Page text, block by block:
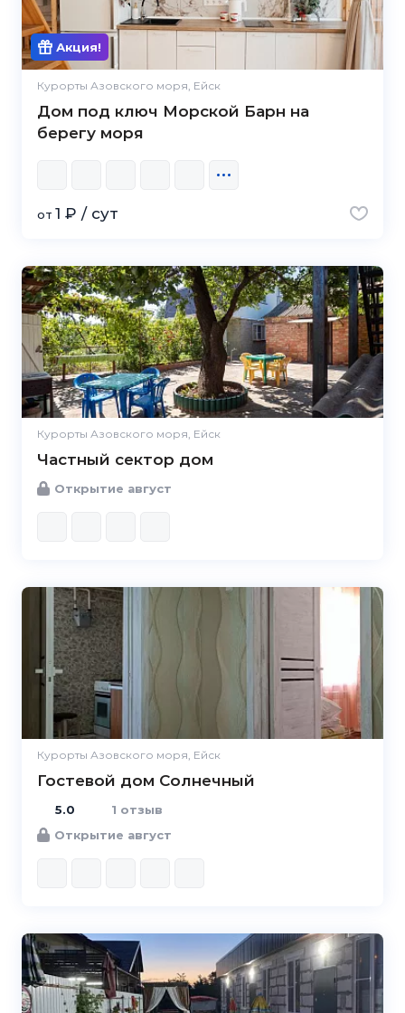
Акция!
Курорты Азовского моря, Ейск
Дом под ключ Морской Барн на
берегу моря
от 1 ₽ / сут
Курорты Азовского моря, Ейск
Частный сектор дом
Открытие август
Курорты Азовского моря, Ейск
Гостевой дом Солнечный
5.0
1 отзыв
Открытие август